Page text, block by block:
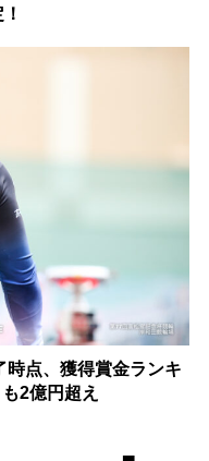
時点、獲得賞金ランキ
2億円超え